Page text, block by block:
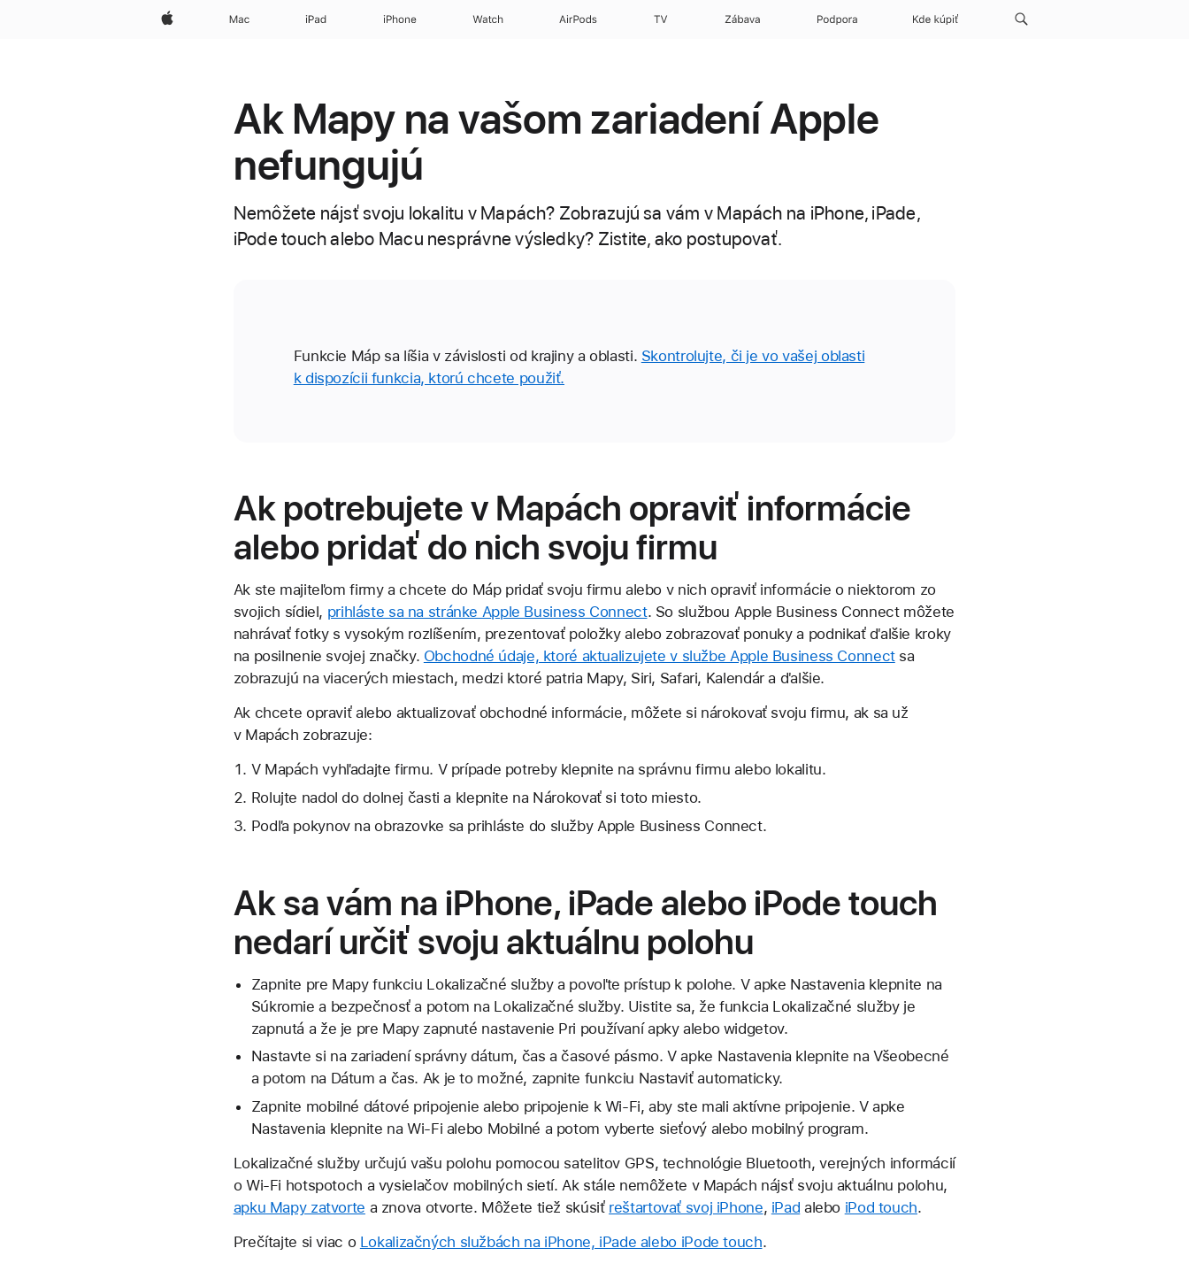
Apple Mac iPad iPhone Watch AirPods TV Zábava Podpora Kde kúpiť
Ak Mapy na vašom zariadení Apple
nefungujú
Nemôžete nájsť svoju lokalitu v Mapách? Zobrazujú sa vám v Mapách na iPhone, iPade,
iPode touch alebo Macu nesprávne výsledky? Zistite, ako postupovať.
Funkcie Máp sa líšia v závislosti od krajiny a oblasti. Skontrolujte, či je vo vašej oblasti
k dispozícii funkcia, ktorú chcete použiť.
Ak potrebujete v Mapách opraviť informácie
alebo pridať do nich svoju firmu
Ak ste majiteľom firmy a chcete do Máp pridať svoju firmu alebo v nich opraviť informácie o niektorom zo
svojich sídiel, prihláste sa na stránke Apple Business Connect. So službou Apple Business Connect môžete
nahrávať fotky s vysokým rozlíšením, prezentovať položky alebo zobrazovať ponuky a podnikať ďalšie kroky
na posilnenie svojej značky. Obchodné údaje, ktoré aktualizujete v službe Apple Business Connectsa
zobrazujú na viacerých miestach, medzi ktoré patria Mapy, Siri, Safari, Kalendár a ďalšie.
Ak chcete opraviť alebo aktualizovať obchodné informácie, môžete si nárokovať svoju firmu, ak sa už
v Mapách zobrazuje:
V Mapách vyhľadajte firmu. V prípade potreby klepnite na správnu firmu alebo lokalitu.
Rolujte nadol do dolnej časti a klepnite na Nárokovať si toto miesto.
Podľa pokynov na obrazovke sa prihláste do služby Apple Business Connect.
Ak sa vám na iPhone, iPade alebo iPode touch
nedarí určiť svoju aktuálnu polohu
Zapnite pre Mapy funkciu Lokalizačné služby a povoľte prístup k polohe. V apke Nastavenia klepnite na
Súkromie a bezpečnosť a potom na Lokalizačné služby. Uistite sa, že funkcia Lokalizačné služby je
zapnutá a že je pre Mapy zapnuté nastavenie Pri používaní apky alebo widgetov.
Nastavte si na zariadení správny dátum, čas a časové pásmo. V apke Nastavenia klepnite na Všeobecné
a potom na Dátum a čas. Ak je to možné, zapnite funkciu Nastaviť automaticky.
Zapnite mobilné dátové pripojenie alebo pripojenie k Wi-Fi, aby ste mali aktívne pripojenie. V apke
Nastavenia klepnite na Wi-Fi alebo Mobilné a potom vyberte sieťový alebo mobilný program.
Lokalizačné služby určujú vašu polohu pomocou satelitov GPS, technológie Bluetooth, verejných informácií
o Wi-Fi hotspotoch a vysielačov mobilných sietí. Ak stále nemôžete v Mapách nájsť svoju aktuálnu polohu,
apku Mapy zatvorte a znova otvorte. Môžete tiež skúsiť reštartovať svoj iPhone, iPad alebo iPod touch.
Prečítajte si viac o Lokalizačných službách na iPhone, iPade alebo iPode touch.